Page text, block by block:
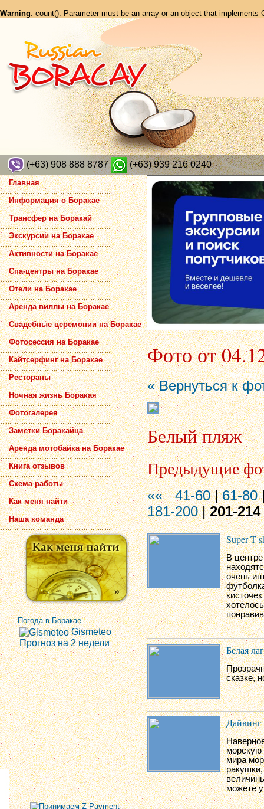
Warning: count(): Parameter must be an array or an object that implements
(+63) 908 888 8787 (+63) 939 216 0240
Главная
Информация о Боракае
Трансфер на Боракай
Экскурсии на Боракае
Активности на Боракае
Спа-центры на Боракае
Отели на Боракае
Аренда виллы на Боракае
Свадебные церемонии на Боракае
Фотосессия на Боракае
Кайтсерфинг на Боракае
Рестораны
Ночная жизнь Боракая
Фотогалерея
Заметки Боракайца
Аренда мотобайка на Боракае
Книга отзывов
Схема работы
Как меня найти
Наша команда
Погода в Боракае
Gismeteo
Прогноз на 2 недели
Фото от
« Вернуться к
Белый пляж
Предыдущие
«« 41-60|61-80
181-200|201-214
Super T-
В центре
очень
Белая
сказке,
Дайвинг
морскую
мира
можете